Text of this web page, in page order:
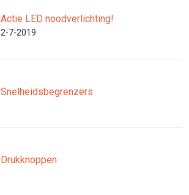
Actie LED noodverlichting!
2-7-2019
Snelheidsbegrenzers
Drukknoppen